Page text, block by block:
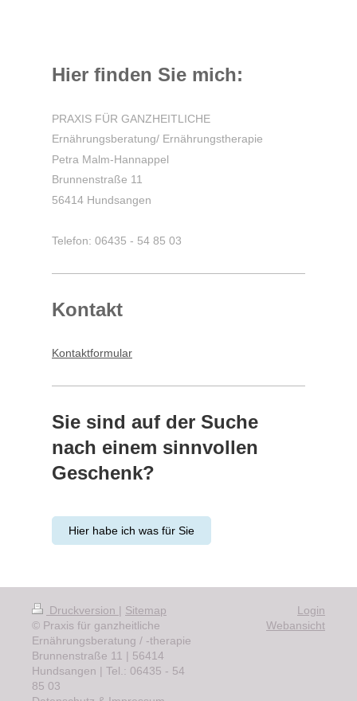
Hier finden Sie mich:
PRAXIS FÜR GANZHEITLICHE
Ernährungsberatung/ Ernährungstherapie
Petra Malm-Hannappel
Brunnenstraße 11
56414 Hundsangen
Telefon: 06435 - 54 85 03
Kontakt
Kontaktformular
Sie sind auf der Suche
nach einem sinnvollen
Geschenk?
Hier habe ich was für Sie
Druckversion | Sitemap
© Praxis für ganzheitliche
Ernährungsberatung / -therapie
Brunnenstraße 11 | 56414
Hundsangen | Tel.: 06435 - 54
85 03
Login
Webansicht